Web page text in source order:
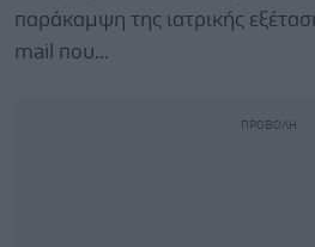
παράκαμψη της ιατρικής
mail που...